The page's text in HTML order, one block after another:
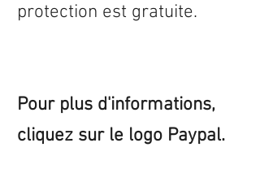
protection est gratuite.
Pour plus d'informations,
cliquez sur le logo Paypal.